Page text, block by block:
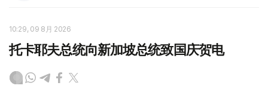
10:29, 09 8月 2026
托卡耶夫总统向新加坡总统致国庆贺电